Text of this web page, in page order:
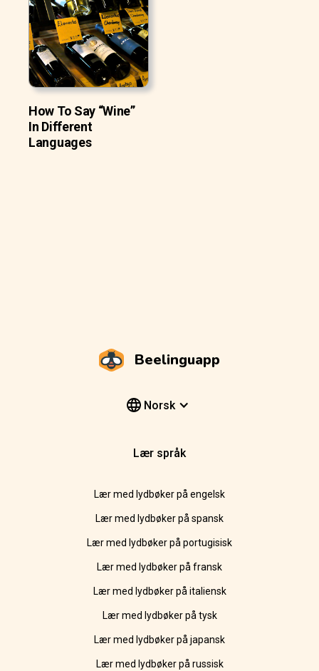
How To Say “Wine”
In Different
Languages
Beelinguapp
Norsk
Lær språk
Lær med lydbøker på engelsk
Lær med lydbøker på spansk
Lær med lydbøker på portugisisk
Lær med lydbøker på fransk
Lær med lydbøker på italiensk
Lær med lydbøker på tysk
Lær med lydbøker på japansk
Lær med lydbøker på russisk